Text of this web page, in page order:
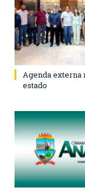
Agenda externa
estado